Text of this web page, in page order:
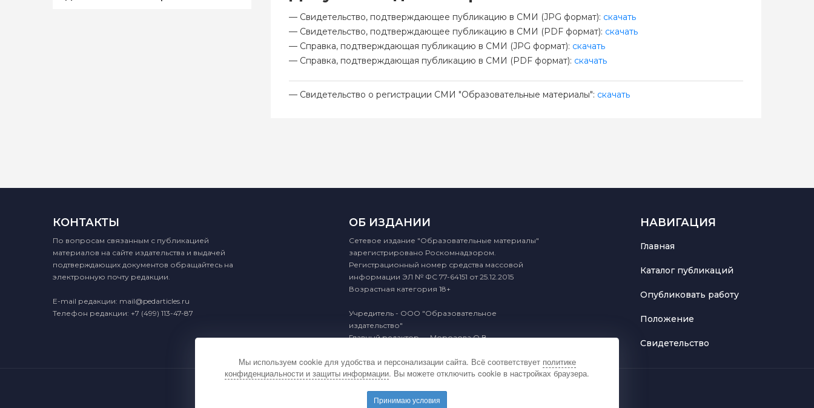
— Свидетельство, подтверждающее публикацию в СМИ (JPG формат): скачать
— Свидетельство, подтверждающее публикацию в СМИ (PDF формат): скачать
— Справка, подтверждающая публикацию в СМИ (JPG формат): скачать
— Справка, подтверждающая публикацию в СМИ (PDF формат): скачать
— Свидетельство о регистрации СМИ "Образовательные материалы": скачать
КОНТАКТЫ
По вопросам связанным с публикацией
материалов на сайте издательства и выдачей
подтверждающих документов обращайтесь на
электронную почту редакции.
E-mail редакции: mail@pedarticles.ru
Телефон редакции: +7 (499) 113-47-87
ОБ ИЗДАНИИ
Сетевое издание "Образовательные материалы"
зарегистрировано Роскомнадзором.
Регистрационный номер средства массовой
информации ЭЛ № ФС 77-64151 от 25.12.2015
Возрастная категория 18+
Учредитель - ООО "Образовательное
издательство"
Главный редактор — Морозова О.В.
НАВИГАЦИЯ
Главная
Каталог публикаций
Опубликовать работу
Положение
Свидетельство
Мы используем cookie для удобства и персонализации сайта. Всё соответствует политике
конфиденциальности и защиты информации. Вы можете отключить cookie в настройках браузера.
Принимаю условия